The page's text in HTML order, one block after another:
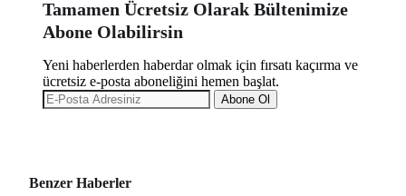
Tamamen Ücretsiz Olarak Bültenimize
Abone Olabilirsin
Yeni haberlerden haberdar olmak için fırsatı kaçırma ve
ücretsiz e-posta aboneliğini hemen başlat.
Abone Ol
Benzer Haberler